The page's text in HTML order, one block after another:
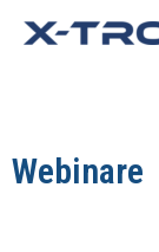
Webinare